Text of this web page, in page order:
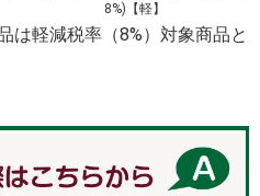
8%)【軽】
は軽減税率（8%）対象商品と